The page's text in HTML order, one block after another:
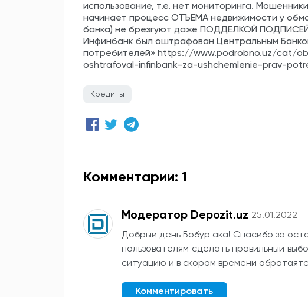
использование, т.е. нет мониторинга.
начинает процесс ОТЪЕМА недвижимости у
банка) не брезгуют даже ПОДДЕЛКОЙ
Инфинбанк был оштрафован Центральным
потребителей» https://www.podrobno.uz/cat/
oshtrafoval-infinbank-za-ushchemlenie-prav-
Кредиты
Комментарии: 1
Модератор Depozit.uz 25.01.2022
Добрый день Бобур ака! Спасибо за
пользователям сделать правильный
ситуацию и в скором времени
Комментировать